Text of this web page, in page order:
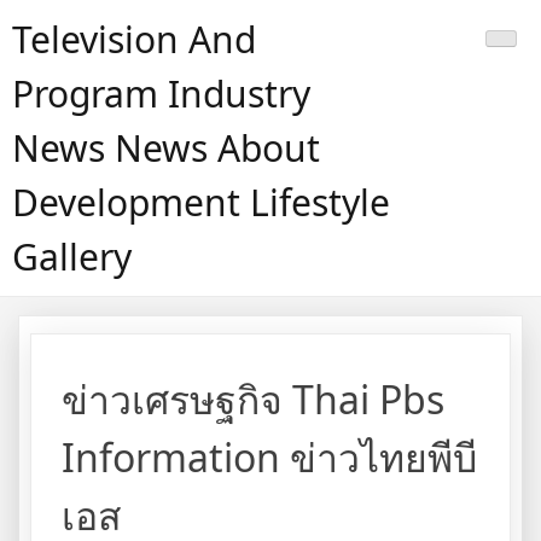
Television And
Program Industry
News News About
Development Lifestyle
Gallery
ข่าวเศรษฐกิจ Thai Pbs
Information ข่าวไทยพีบี
เอส